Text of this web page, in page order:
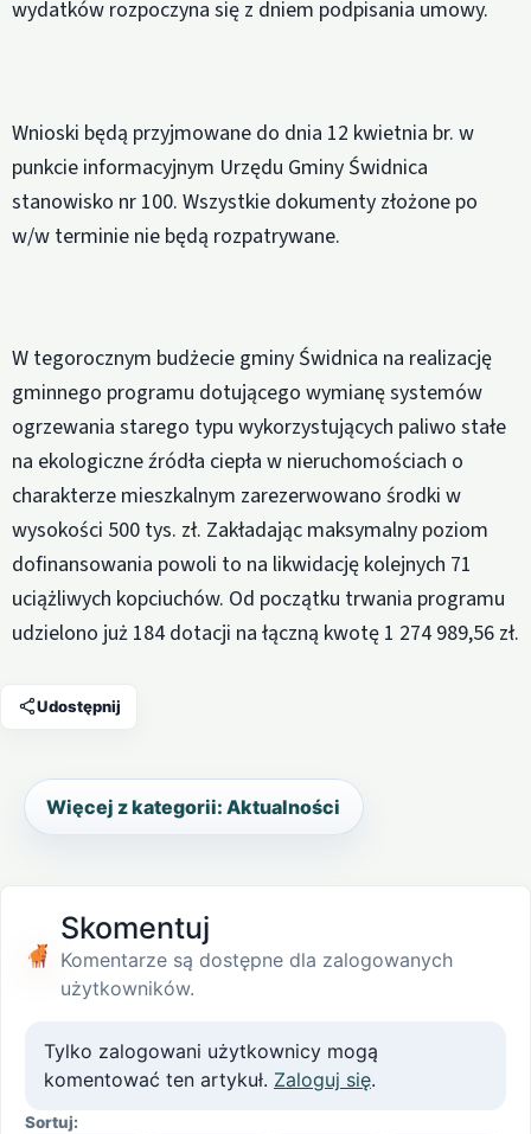
wydatków rozpoczyna się z dniem podpisania umowy.
Wnioski będą przyjmowane do dnia 12 kwietnia br. w
punkcie informacyjnym Urzędu Gminy Świdnica
stanowisko nr 100. Wszystkie dokumenty złożone po
w/w terminie nie będą rozpatrywane.
W tegorocznym budżecie gminy Świdnica na realizację
gminnego programu dotującego wymianę systemów
ogrzewania starego typu wykorzystujących paliwo stałe
na ekologiczne źródła ciepła w nieruchomościach o
charakterze mieszkalnym zarezerwowano środki w
wysokości 500 tys. zł. Zakładając maksymalny poziom
dofinansowania powoli to na likwidację kolejnych 71
uciążliwych kopciuchów. Od początku trwania programu
udzielono już 184 dotacji na łączną kwotę 1 274 989,56 zł.
Udostępnij
Więcej z kategorii: Aktualności
Skomentuj
Komentarze są dostępne dla zalogowanych
użytkowników.
Tylko zalogowani użytkownicy mogą
komentować ten artykuł. Zaloguj się.
Sortuj: